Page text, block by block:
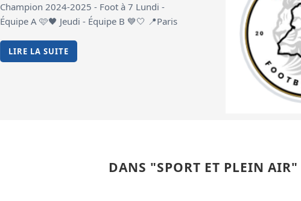
Champion 2024-2025 - Foot à 7 Lundi -
Équipe A 🩷🖤 Jeudi - Équipe B 💙🤍 📍Paris
LIRE LA SUITE
DANS "SPORT ET PLEIN AIR"